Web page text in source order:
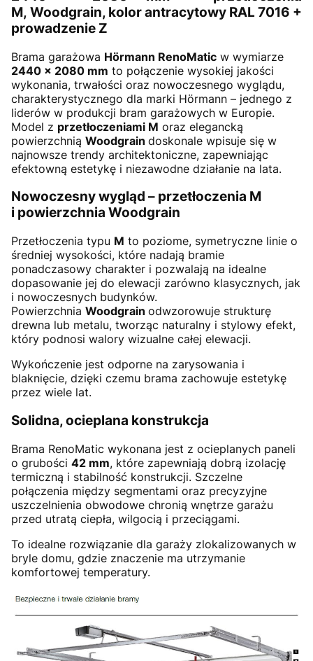
M, Woodgrain, kolor antracytowy RAL 7016 +
prowadzenie Z
Brama garażowa Hörmann RenoMatic w wymiarze
2440 × 2080 mm to połączenie wysokiej jakości
wykonania, trwałości oraz nowoczesnego wyglądu,
charakterystycznego dla marki Hörmann – jednego z
liderów w produkcji bram garażowych w Europie.
Model z przetłoczeniami M oraz elegancką
powierzchnią Woodgrain doskonale wpisuje się w
najnowsze trendy architektoniczne, zapewniając
efektowną estetykę i niezawodne działanie na lata.
Nowoczesny wygląd – przetłoczenia M
i powierzchnia Woodgrain
Przetłoczenia typu M to poziome, symetryczne linie o
średniej wysokości, które nadają bramie
ponadczasowy charakter i pozwalają na idealne
dopasowanie jej do elewacji zarówno klasycznych, jak
i nowoczesnych budynków.
Powierzchnia Woodgrain odwzorowuje strukturę
drewna lub metalu, tworząc naturalny i stylowy efekt,
który podnosi walory wizualne całej elewacji.
Wykończenie jest odporne na zarysowania i
blaknięcie, dzięki czemu brama zachowuje estetykę
przez wiele lat.
Solidna, ocieplana konstrukcja
Brama RenoMatic wykonana jest z ocieplanych paneli
o grubości 42 mm, które zapewniają dobrą izolację
termiczną i stabilność konstrukcji. Szczelne
połączenia między segmentami oraz precyzyjne
uszczelnienia obwodowe chronią wnętrze garażu
przed utratą ciepła, wilgocią i przeciągami.
To idealne rozwiązanie dla garaży zlokalizowanych w
bryle domu, gdzie znaczenie ma utrzymanie
komfortowej temperatury.